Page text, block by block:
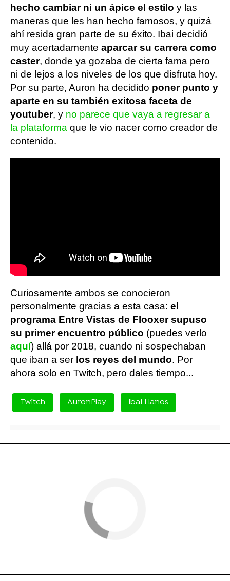
hecho cambiar ni un ápice el estilo y las
maneras que les han hecho famosos, y quizá
ahí resida gran parte de su éxito. Ibai decidió
muy acertadamente aparcar su carrera como
caster, donde ya gozaba de cierta fama pero
ni de lejos a los niveles de los que disfruta hoy.
Por su parte, Auron ha decidido poner punto y
aparte en su también exitosa faceta de
youtuber, y no parece que vaya a regresar a
la plataforma que le vio nacer como creador de
contenido.
Curiosamente ambos se conocieron
personalmente gracias a esta casa: el
programa Entre Vistas de Flooxer supuso
su primer encuentro público (puedes verlo
aquí) allá por 2018, cuando ni sospechaban
que iban a ser los reyes del mundo. Por
ahora solo en Twitch, pero dales tiempo...
Twitch AuronPlay Ibai Llanos